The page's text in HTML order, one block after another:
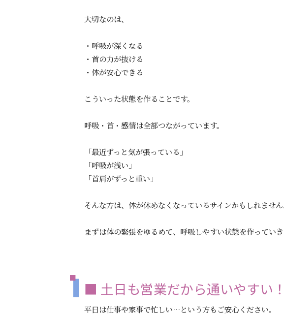
大切なのは、
・呼吸が深くなる
・首の力が抜ける
・体が安心できる
こういった状態を作ることです。
呼吸・首・感情は全部つながっています。
「最近ずっと気が張っている」
「呼吸が浅い」
「首肩がずっと重い」
そんな方は、体が休めなくなっているサインかもしれません
まずは体の緊張をゆるめて、呼吸しやすい状態を作っていき
■ 土日も営業だから通いやすい！
平日は仕事や家事で忙しい…という方もご安心ください。